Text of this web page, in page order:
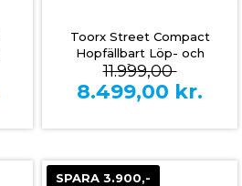
Toorx Street Compact
Hopfällbart Löp- och
Gåband
11.999,00
8.499,00 kr.
SPARA 3.900,-